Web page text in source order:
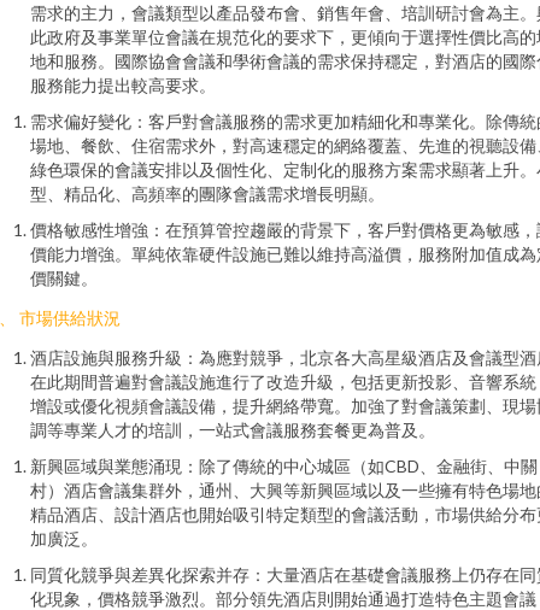
需求的主力，會議類型以產品發布會、銷售年會、培訓研討會為主。
此政府及事業單位會議在規范化的要求下，更傾向于選擇性價比高的
地和服務。國際協會會議和學術會議的需求保持穩定，對酒店的國際
服務能力提出較高要求。
需求偏好變化：客戶對會議服務的需求更加精細化和專業化。除傳統
場地、餐飲、住宿需求外，對高速穩定的網絡覆蓋、先進的視聽設備
綠色環保的會議安排以及個性化、定制化的服務方案需求顯著上升。
型、精品化、高頻率的團隊會議需求增長明顯。
價格敏感性增強：在預算管控趨嚴的背景下，客戶對價格更為敏感，
價能力增強。單純依靠硬件設施已難以維持高溢價，服務附加值成為
價關鍵。
市場供給狀況
酒店設施與服務升級：為應對競爭，北京各大高星級酒店及會議型酒
在此期間普遍對會議設施進行了改造升級，包括更新投影、音響系統
增設或優化視頻會議設備，提升網絡帶寬。加強了對會議策劃、現場
調等專業人才的培訓，一站式會議服務套餐更為普及。
新興區域與業態涌現：除了傳統的中心城區（如CBD、金融街、中關
村）酒店會議集群外，通州、大興等新興區域以及一些擁有特色場地
精品酒店、設計酒店也開始吸引特定類型的會議活動，市場供給分布
加廣泛。
同質化競爭與差異化探索并存：大量酒店在基礎會議服務上仍存在同
化現象，價格競爭激烈。部分領先酒店則開始通過打造特色主題會議